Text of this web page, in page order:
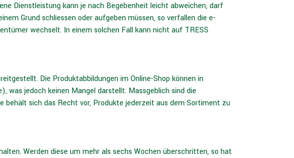
Dienstleistung kann je nach Begebenheit leicht abweichen, darf
Grund schliessen oder aufgeben müssen, so verfallen die e-
wechselt. In einem solchen Fall kann nicht auf TRESS
Die Produktabbildungen im Online-Shop können in
was jedoch keinen Mangel darstellt. Massgeblich sind die
behält sich das Recht vor, Produkte jederzeit aus dem Sortiment zu
Werden diese um mehr als sechs Wochen überschritten, so hat